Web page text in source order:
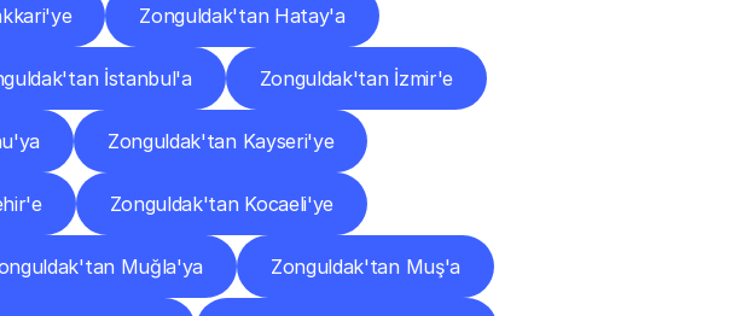
Zonguldak'tan Hatay'a
İstanbul'a Zonguldak'tan İzmir'e
Zonguldak'tan Kayseri'ye
Zonguldak'tan Kocaeli'ye
Muğla'ya Zonguldak'tan Muş'a